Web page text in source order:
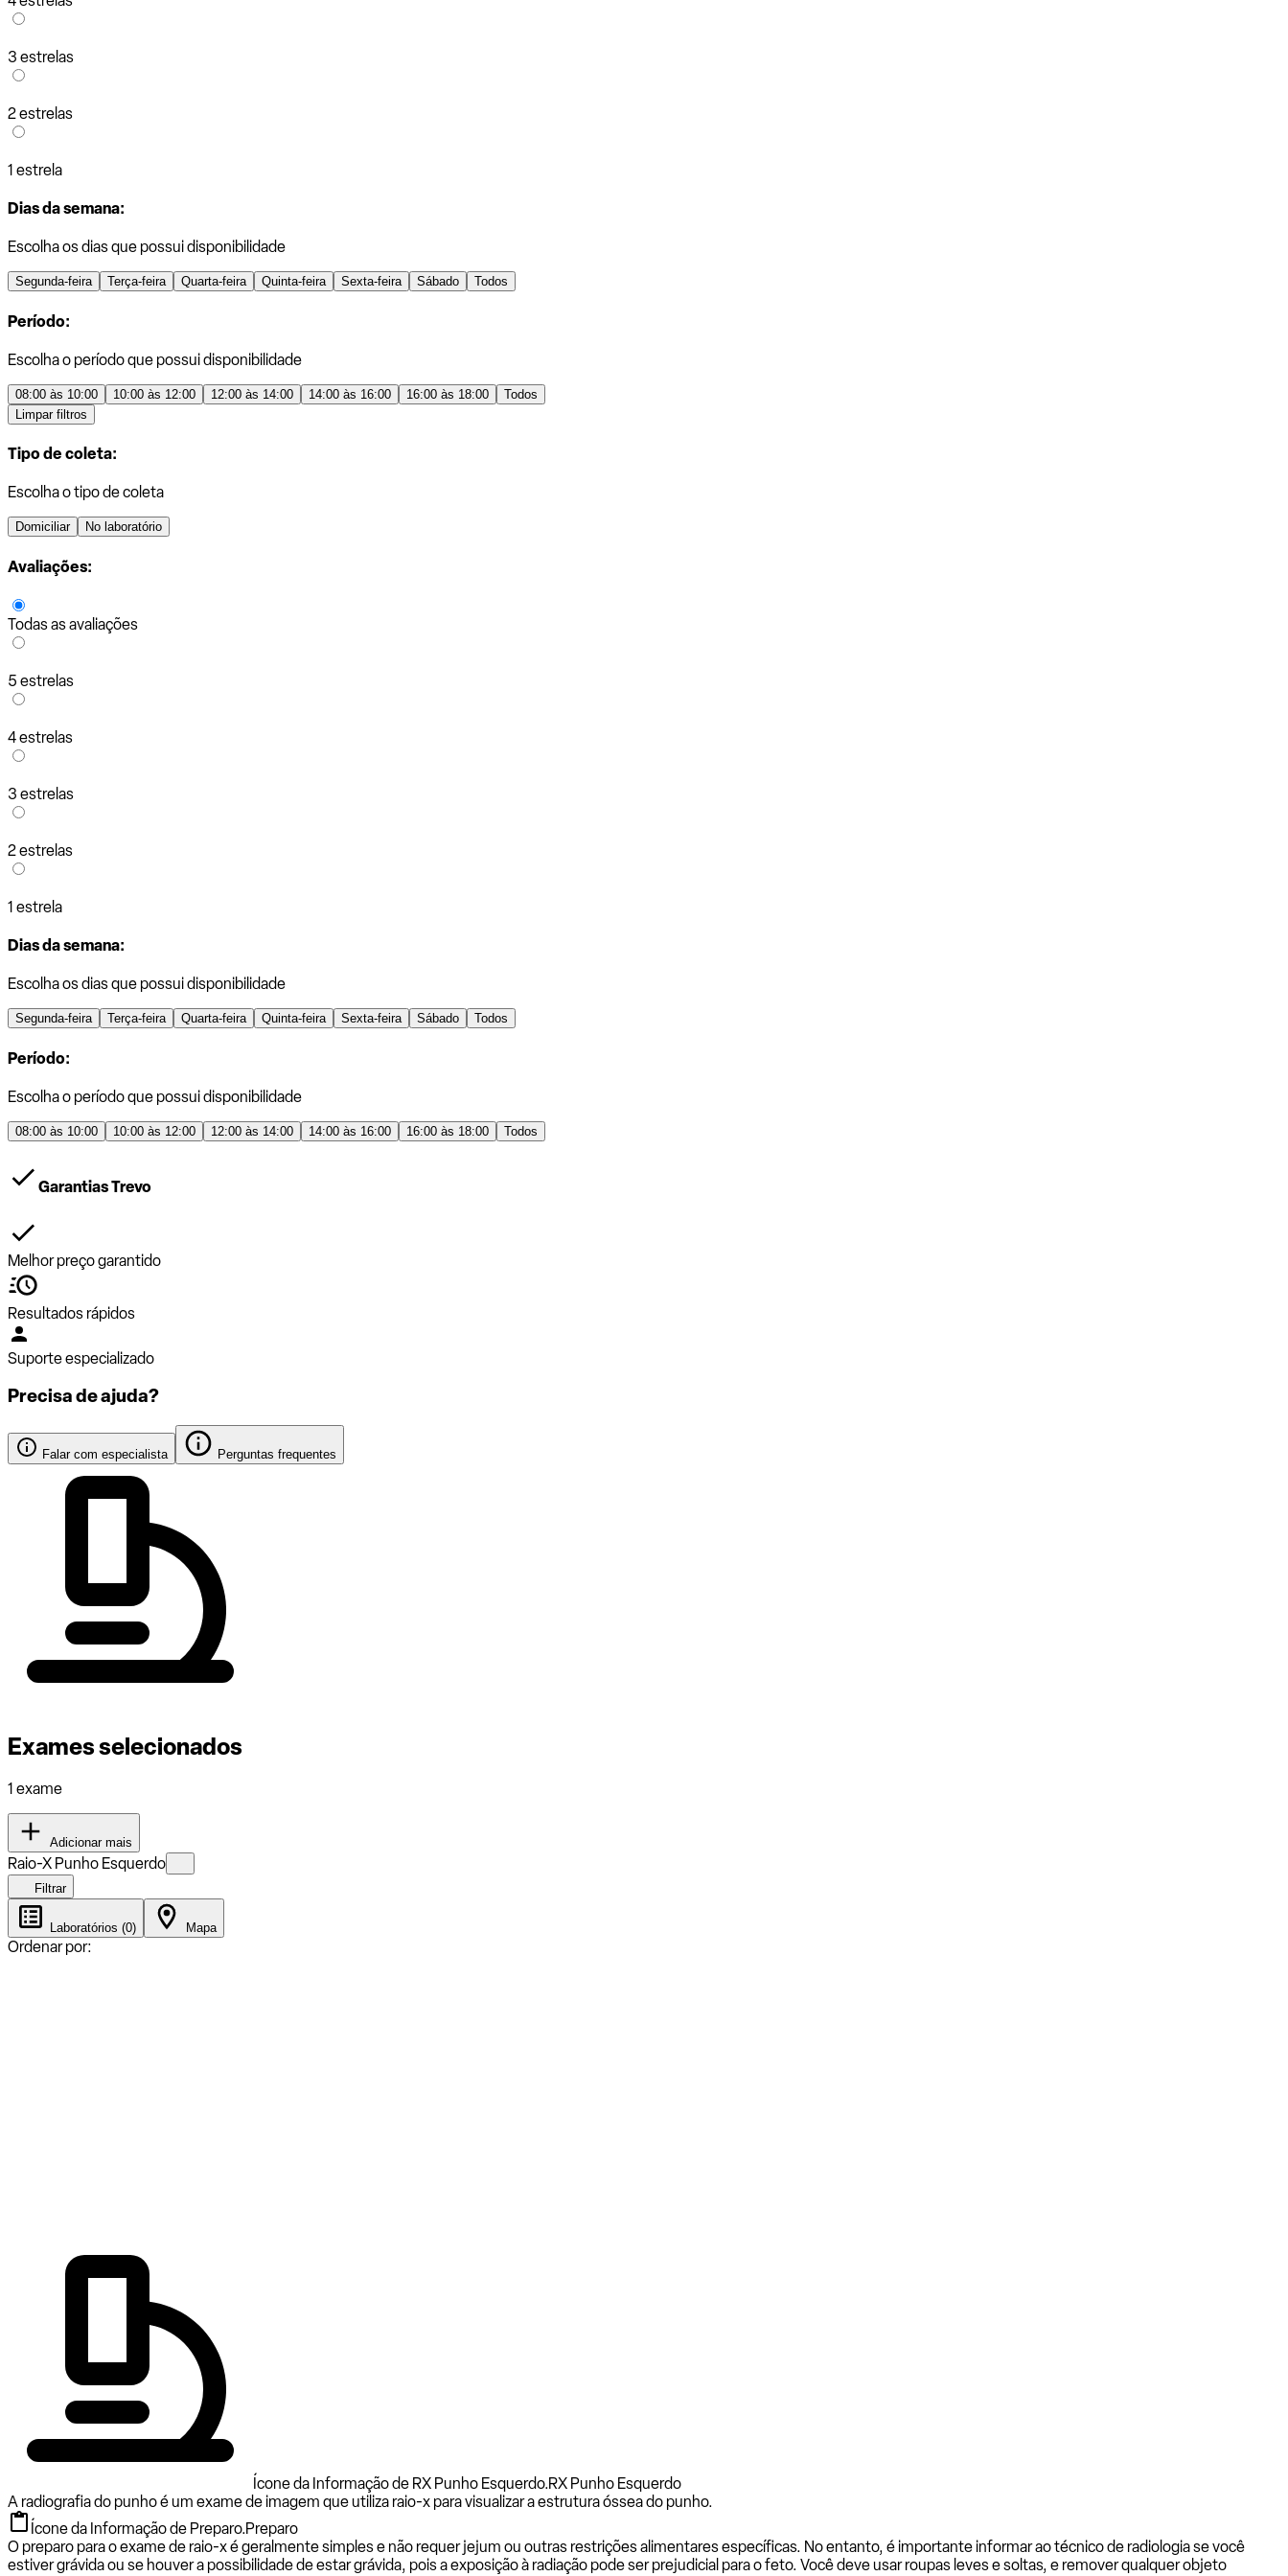
3 estrelas
2 estrelas
1 estrela
Dias da semana:
Escolha os dias que possui disponibilidade
Segunda-feira Terça-feira Quarta-feira Quinta-feira Sexta-feira Sábado Todos
Período:
Escolha o período que possui disponibilidade
08:00 às 10:00 10:00 às 12:00 12:00 às 14:00 14:00 às 16:00 16:00 às 18:00
Todos
Limpar filtros
Tipo de coleta:
Escolha o tipo de coleta
Domiciliar No laboratório
Avaliações:
Todas as avaliações
5 estrelas
4 estrelas
3 estrelas
2 estrelas
1 estrela
Dias da semana:
Escolha os dias que possui disponibilidade
Segunda-feira Terça-feira Quarta-feira Quinta-feira Sexta-feira Sábado Todos
Período:
Escolha o período que possui disponibilidade
08:00 às 10:00 10:00 às 12:00 12:00 às 14:00 14:00 às 16:00 16:00 às 18:00 Todos
Garantias Trevo
Melhor preço garantido
Resultados rápidos
Suporte especializado
Precisa de ajuda?
Falar com especialista Perguntas frequentes
Exames selecionados
1 exame
Adicionar mais
Raio-X Punho Esquerdo
Filtrar
Laboratórios (0) Mapa
Ordenar por:
Ícone da Informação de RX Punho Esquerdo.RX Punho Esquerdo
A radiografia do punho é um exame de imagem que utiliza raio-x para visualizar a estrutura óssea do punho.
Ícone da Informação de Preparo.Preparo
O preparo para o exame de raio-x é geralmente simples e não requer jejum ou outras restrições alimentares específicas. No entanto, é importante informar ao técnico de radiologia se você
estiver grávida ou se houver a possibilidade de estar grávida, pois a exposição à radiação pode ser prejudicial para o feto. Você deve usar roupas leves e soltas, e remover qualquer objeto